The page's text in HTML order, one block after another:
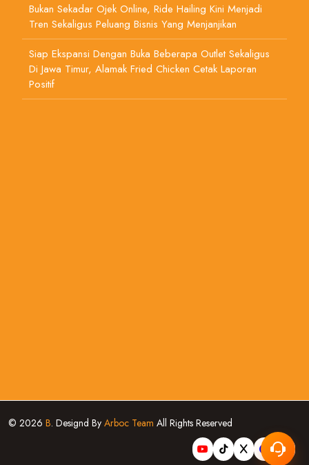
Bukan Sekadar Ojek Online, Ride Hailing Kini Menjadi
Tren Sekaligus Peluang Bisnis Yang Menjanjikan
Siap Ekspansi Dengan Buka Beberapa Outlet Sekaligus
Di Jawa Timur, Alamak Fried Chicken Cetak Laporan
Positif
© 2026 B. Designd By Arboc Team All Rights Reserved